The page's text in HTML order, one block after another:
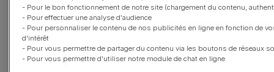
- Pour le bon fonctionnement de notre site (chargement du contenu,
- Pour effectuer une analyse d'audience
- Pour personnaliser le contenu de nos publicités en ligne en fonction de
d'intérêt
- Pour vous permettre de partager du contenu via les boutons de réseaux
- Pour vous permettre d'utiliser notre module de chat en ligne